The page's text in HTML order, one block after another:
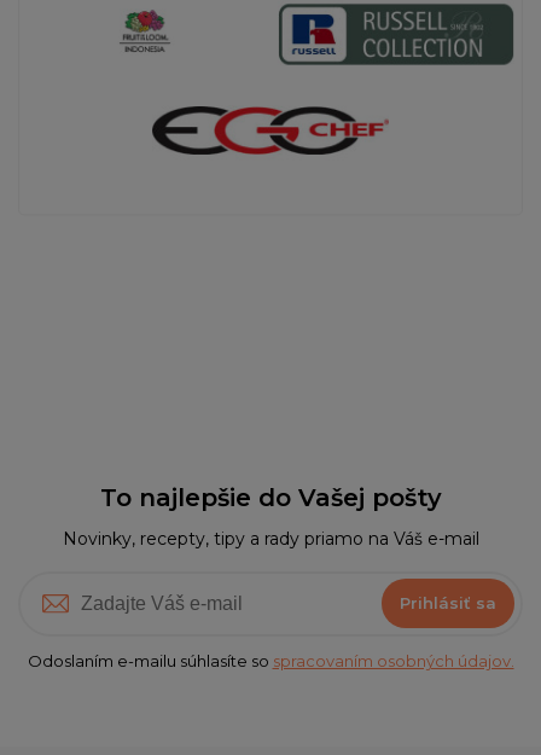
To najlepšie do Vašej pošty
Novinky, recepty, tipy a rady priamo na Váš e-mail
Prihlásiť sa
Odoslaním e-mailu súhlasíte so spracovaním osobných údajov.